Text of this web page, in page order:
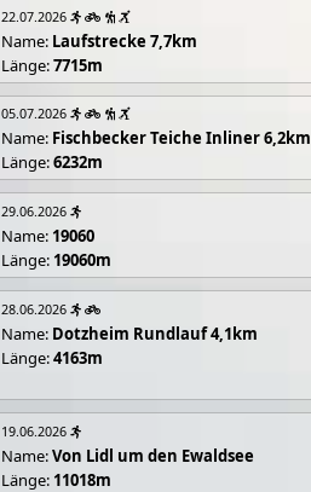
22.07.2026
Name: Laufstrecke 7,7km
Länge:7715m
05.07.2026
Name: Fischbecker Teiche Inliner 6,2km
Länge:6232m
29.06.2026
Name: 19060
Länge: 19060m
28.06.2026
Name: Dotzheim Rundlauf 4,1km
Länge:4163m
19.06.2026
Name:Von Lidl um den Ewaldsee
Länge: 11018m